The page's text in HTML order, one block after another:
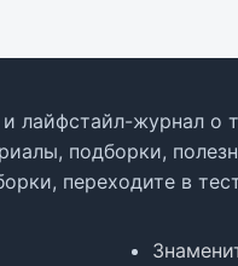
лайфстайл-журнал о
подборки,
переходите в